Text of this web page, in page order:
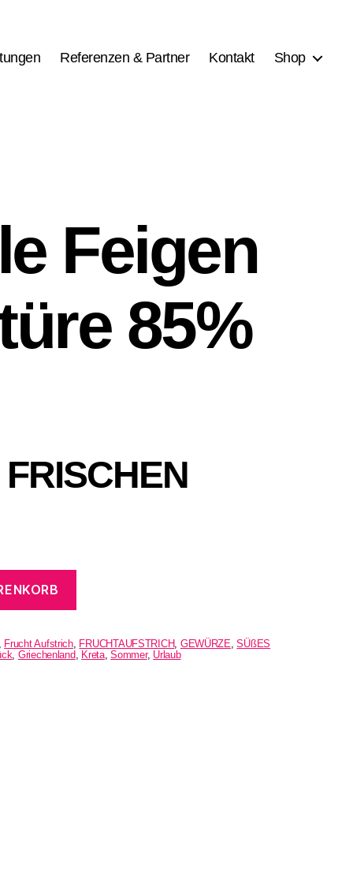
Referenzen & Partner Kontakt Shop
Feigen
85%
Frucht Aufstrich, FRUCHTAUFSTRICH, GEWÜRZE,SÜßES
, Griechenland, Kreta,Sommer, Urlaub